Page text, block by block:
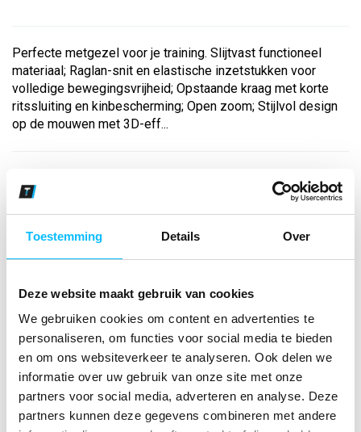
Toestemming Details Over
Deze website maakt gebruik van cookies
We gebruiken cookies om content en advertenties te
personaliseren, om functies voor social media te bieden
en om ons websiteverkeer te analyseren. Ook delen we
informatie over uw gebruik van onze site met onze
partners voor social media, adverteren en analyse. Deze
partners kunnen deze gegevens combineren met andere
Perfecte metgezel voor je training. Slijtvast functioneel
materiaal; Raglan-snit en elastische inzetstukken voor
volledige bewegingsvrijheid; Opstaande kraag met korte
ritssluiting en kinbescherming; Open zoom; Stijlvol design
op de mouwen met 3D-eff...
Maat
*Gratis verzending vanaf €150,- exclusief BTW
Kies kleur/maat
€ 30 ,94 € 39,67 excl BTW